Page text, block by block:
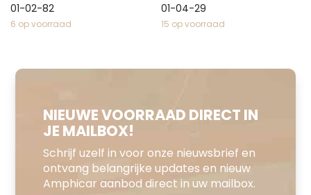
01-02-82
6 op voorraad
01-04-29
15 op voorraad
NIEUWE VOORRAAD DIRECT IN
JE MAILBOX!
Schrijf uzelf in voor onze nieuwsbrief en
ontvang belangrijke updates en nieuw
Amphicar aanbod direct in uw mailbox.